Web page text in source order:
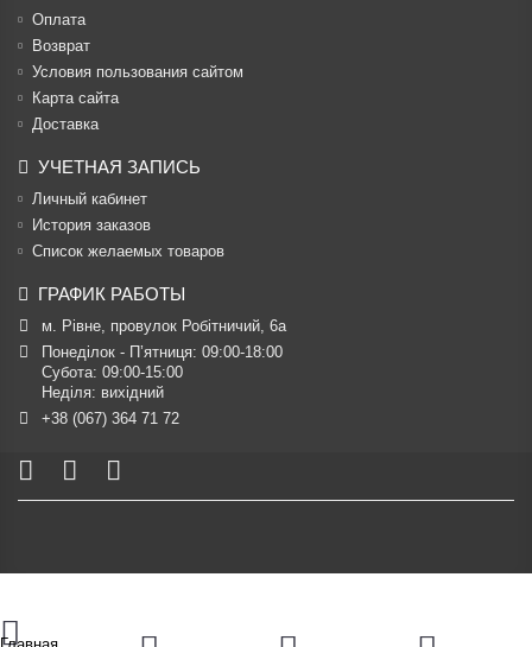
Оплата
Возврат
Условия пользования сайтом
Карта сайта
Доставка
УЧЕТНАЯ ЗАПИСЬ
Личный кабинет
История заказов
Список желаемых товаров
ГРАФИК РАБОТЫ
м. Рівне, провулок Робітничий, 6а
Понеділок - П’ятниця: 09:00-18:00
Субота: 09:00-15:00
Неділя: вихідний
+38 (067) 364 71 72